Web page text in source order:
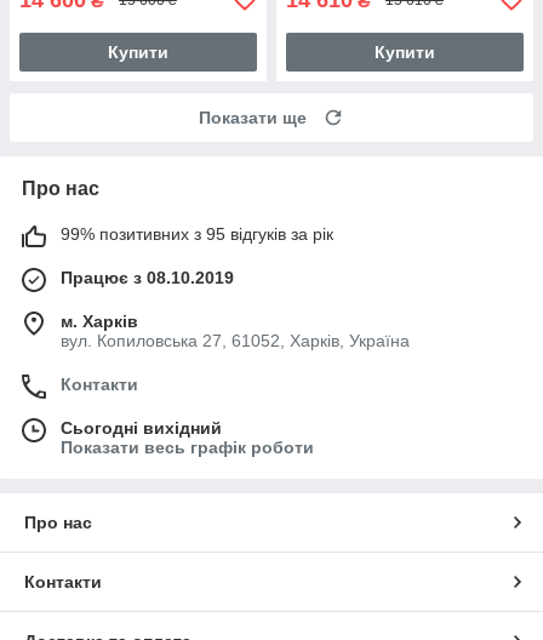
Купити Купити
Показати ще
Про нас
99% позитивних з 95 відгуків за рік
Працює з 08.10.2019
м. Харків
вул. Копиловська 27, 61052, Харків, Україна
Контакти
Сьогодні вихідний
Показати весь графік роботи
Про нас
Контакти